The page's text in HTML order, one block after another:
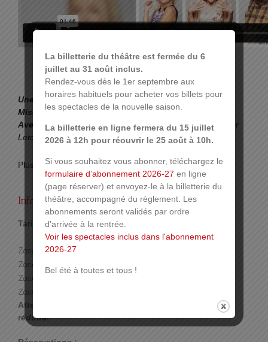
Une comédiede Luc Chaumar.
Mise en scènede Olivier Macé.
Avec
Didier Gustin, Thierry Beccaro, Julien Cafaro, Xavier
Letourneur, Mélanie Rodriguez, Fabienne Galloux.
Plus d’infos surwww.lesgrandstheatres.com
Infos pratiques :
Tarif :
Tarif pleinTarif CE Tarif Carte Culture
Zone 1
40 €
Zone 2
Zone 3
Zone 4
Attention, les places en
réduite.
La billetterie du théâtre est fermée du 6
juillet au 31 août inclus.
Rendez-vous dès le 1er septembre aux
horaires habituels pour acheter vos billets pour
les spectacles de la nouvelle saison.
La billetterie en ligne fermera du 15 juillet
2026 à 12h pour réouvrir le 25 août à 10h.
Si vous souhaitez vous abonner, téléchargez le
formulaire d’abonnement 2026-27 en ligne
(page réserver) et envoyez-le à la billetterie du
théâtre, accompagné du règlement. Les
abonnements seront validés par ordre
d'arrivée à la rentrée.
Voir les spectacles inclus dans l'abonnement
2026-27
Bel été à toutes et tous !